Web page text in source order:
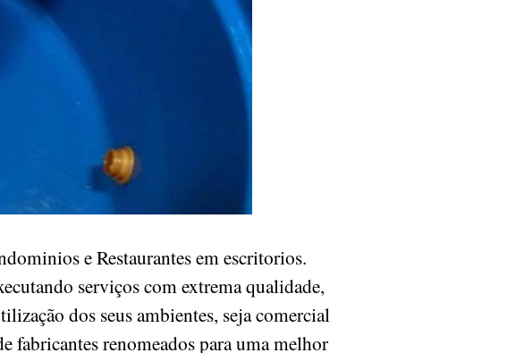
e Restaurantes em escritorios.
serviços com extrema qualidade,
dos seus ambientes, seja comercial
fabricantes renomeados para uma melhor